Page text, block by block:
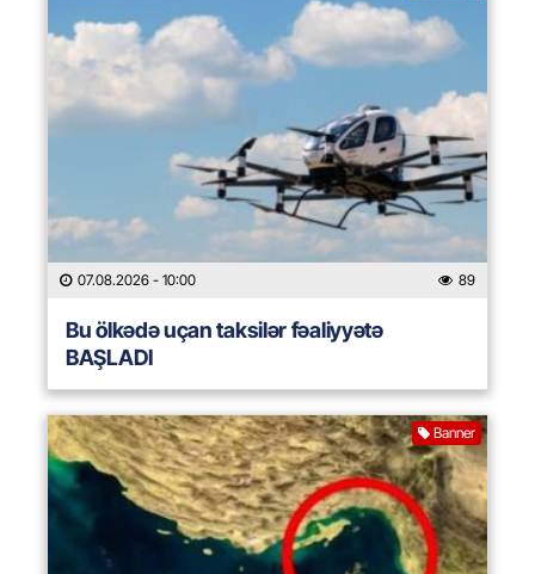
07.08.2026 - 10:00 89
Bu ölkədə uçan taksilər fəaliyyətə
BAŞLADI
Banner